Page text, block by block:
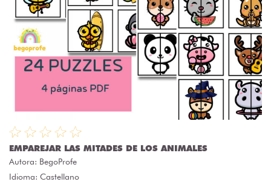
EMPAREJAR LAS MITADES DE LOS ANIMALES
Autora: BegoProfe
Idioma: Castellano